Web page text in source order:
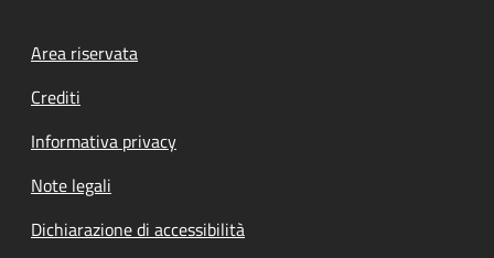
Footer menu
Area riservata
Crediti
Informativa privacy
Note legali
Dichiarazione di accessibilità